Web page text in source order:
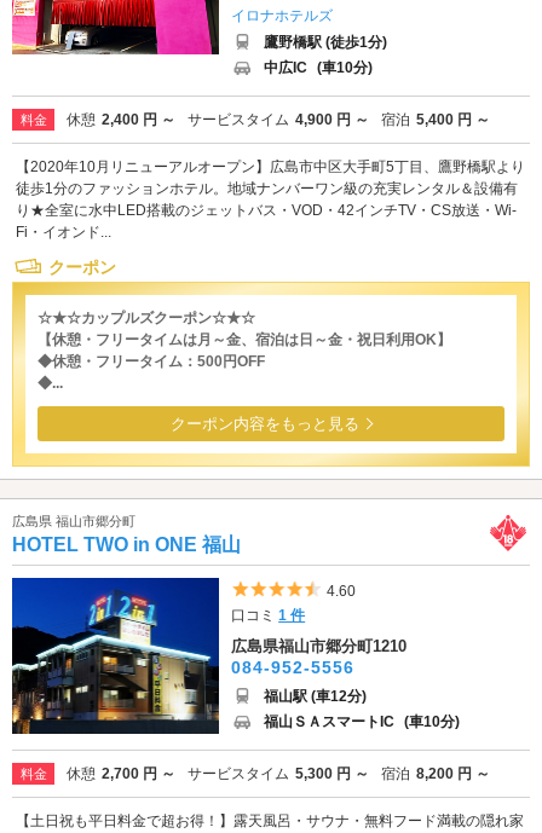
イロナホテルズ
鷹野橋駅 (徒歩1分)
中広IC (車10分)
料金 休憩 2,400 円 ～ サービスタイム 4,900 円 ～ 宿泊 5,400 円 ～
【2020年10月リニューアルオープン】広島市中区大手町5丁目、鷹野橋駅より
徒歩1分のファッションホテル。地域ナンバーワン級の充実レンタル＆設備有
り★全室に水中LED搭載のジェットバス・VOD・42インチTV・CS放送・Wi-
Fi・イオンド...
クーポン
☆★☆カップルズクーポン☆★☆
【休憩・フリータイムは月～金、宿泊は日～金・祝日利用OK】
◆休憩・フリータイム：500円OFF
◆...
クーポン内容をもっと見る
広島県 福山市郷分町
HOTEL TWO in ONE 福山
5つ星のうち4.5
4.60
口コミ1 件
広島県福山市郷分町1210
084-952-5556
福山駅 (車12分)
福山ＳＡスマートIC (車10分)
料金 休憩 2,700 円 ～ サービスタイム 5,300 円 ～ 宿泊 8,200 円 ～
【土日祝も平日料金で超お得！】露天風呂・サウナ・無料フード満載の隠れ家